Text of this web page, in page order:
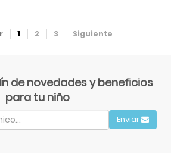
1 2 3 Siguiente
de novedades y beneficios
para tu niño
Enviar